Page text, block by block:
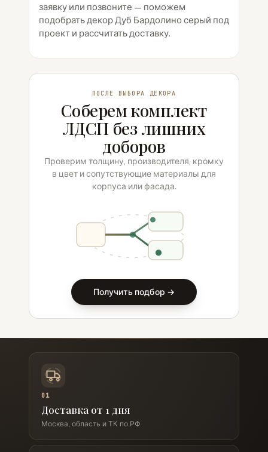
заявку или позвоните — поможем
подобрать декор Дуб Бардолино серый под
проект и рассчитать доставку.
ПОСЛЕ ВЫБОРА ДЕКОРА
Соберем комплект
ЛДСП без лишних
доборов
Проверим толщину, производителя, кромку
в цвет и сопутствующие материалы для
корпуса или фасада.
Получить подбор →
01
Доставка от 1 дня
Москва, область и ТК по РФ